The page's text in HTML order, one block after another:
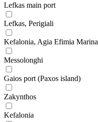
Lefkas main port
Lefkas, Perigiali
Kefalonia, Agia Efimia Marina
Messolonghi
Gaios port (Paxos island)
Zakynthos
Kefalonia